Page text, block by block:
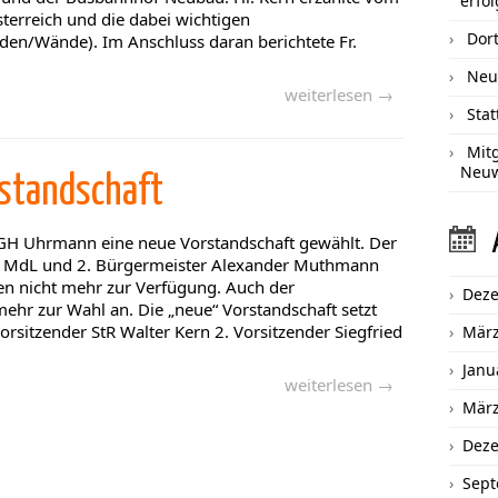
und die dabei wichtigen
Wände). Im Anschluss daran berichtete Fr.
weiterlesen →
Uhrmann eine neue Vorstandschaft gewählt. Der
MdL und 2. Bürgermeister Alexander Muthmann
nicht mehr zur Verfügung. Auch der
zur Wahl an. Die „neue“ Vorstandschaft setzt
StR Walter Kern 2. Vorsitzender Siegfried
weiterlesen →